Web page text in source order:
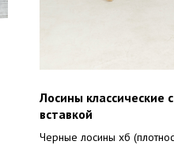
Лосины классические
вставкой
Черные лосины хб